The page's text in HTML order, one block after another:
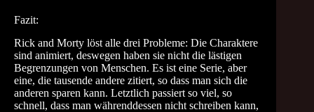
Fazit:
Rick and Morty löst alle drei Probleme: Die Charaktere
sind animiert, deswegen haben sie nicht die lästigen
Begrenzungen von Menschen. Es ist eine Serie, aber
eine, die tausende andere zitiert, so dass man sich die
anderen sparen kann. Letztlich passiert so viel, so
schnell, dass man währenddessen nicht schreiben kann,